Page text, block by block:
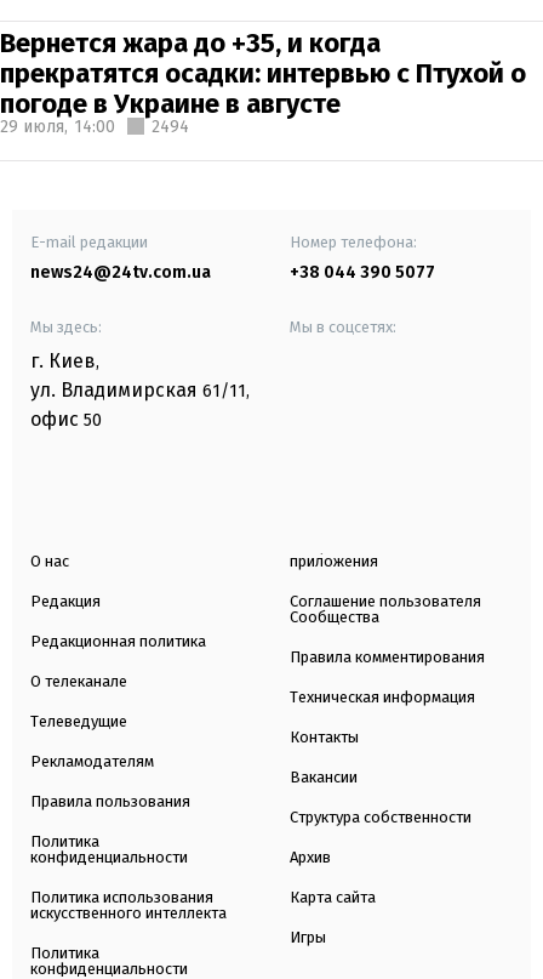
Вернется жара до +35, и когда
прекратятся осадки: интервью с Птухой о
погоде в Украине в августе
29 июля, 14:00 2494
E-mail редакции
news24@24tv.com.ua
Номер телефона:
+38 044 390 5077
Мы здесь:
г. Киев,
ул. Владимирская 61/11,
офис 50
Мы в соцсетях:
О нас
Редакция
Редакционная политика
О телеканале
Телеведущие
Рекламодателям
Правила пользования
Политика
конфиденциальности
Политика использования
искусственного интеллекта
Политика
конфиденциальности
приложения
Соглашение пользователя
Сообщества
Правила комментирования
Техническая информация
Контакты
Вакансии
Структура собственности
Архив
Карта сайта
Игры